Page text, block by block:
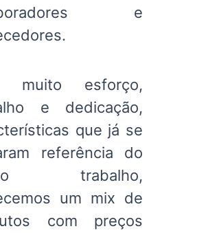
e
muito esforço,
e dedicação,
que já se
referência do
trabalho,
um mix de
com preços